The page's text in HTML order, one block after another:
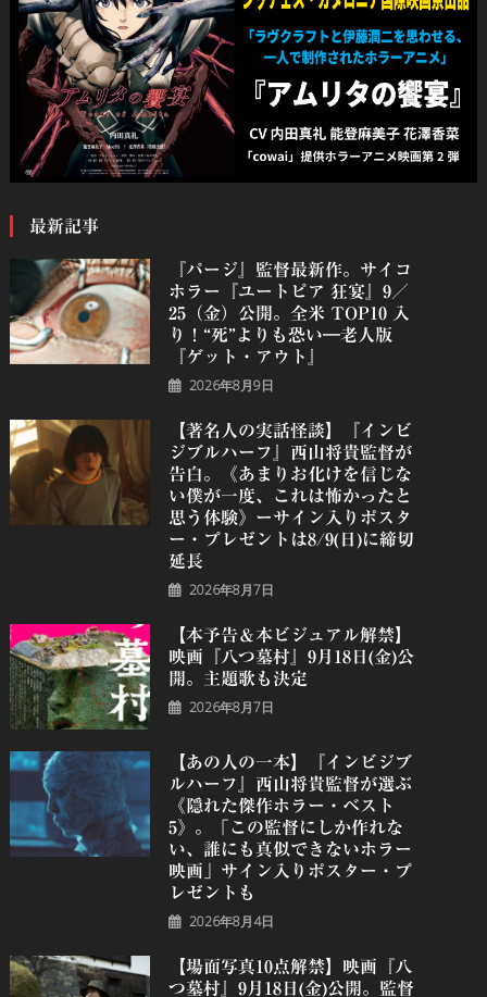
最新記事
『パージ』監督最新作。サイコ
ホラー『ユートピア 狂宴』9／
25（金）公開。全米 TOP10 入
り！“死”よりも恐い―老人版
『ゲット・アウト』
2026年8月9日
【著名人の実話怪談】『インビ
ジブルハーフ』⻄⼭将貴監督が
告白。《あまりお化けを信じな
い僕が一度、これは怖かったと
思う体験》ーサイン入りポスタ
ー・プレゼントは8/9(日)に締切
延長
2026年8月7日
【本予告＆本ビジュアル解禁】
映画『八つ墓村』9月18日(金)公
開。主題歌も決定
2026年8月7日
【あの人の一本】『インビジブ
ルハーフ』⻄⼭将貴監督が選ぶ
《隠れた傑作ホラー・ベスト
5》。「この監督にしか作れな
い、誰にも真似できないホラー
映画」サイン入りポスター・プ
レゼントも
2026年8月4日
【場面写真10点解禁】映画『八
つ墓村』9月18日(金)公開。監督